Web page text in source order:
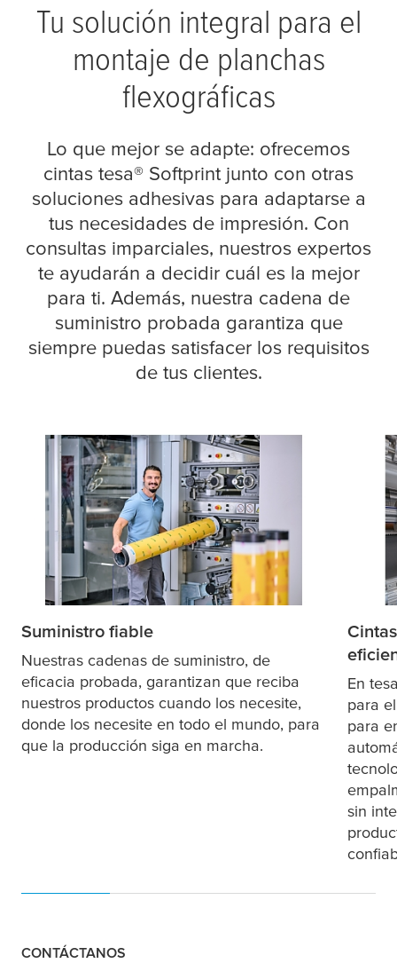
Tu solución integral para el
montaje de planchas
flexográficas
Lo que mejor se adapte: ofrecemos
cintas tesa® Softprint junto con otras
soluciones adhesivas para adaptarse a
tus necesidades de impresión. Con
consultas imparciales, nuestros expertos
te ayudarán a decidir cuál es la mejor
para ti. Además, nuestra cadena de
suministro probada garantiza que
siempre puedas satisfacer los requisitos
de tus clientes.
Suministro fiable
Nuestras cadenas de suministro, de
eficacia probada, garantizan que reciba
nuestros productos cuando los necesite,
donde los necesite en todo el mundo, para
que la producción siga en marcha.
En
para
para
sin
CONTÁCTANOS